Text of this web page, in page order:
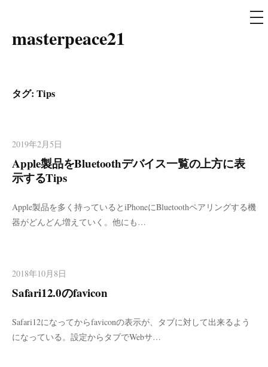
コ
ツ
キ
ッ
プ
masterpeace21
メ
ニ
タグ: Tips
2019年2月5日
Apple製品をBluetoothデバイス一覧の上方に表
示するTips
Apple製品を多く持っているとiPhoneにBluetoothペアリングする機
器がどんどん増えていく。他にも…
2018年10月8日
Safari12.0のfavicon
Safari12になってからfaviconの表示が、タブに対して出来るよう
になっている。設定からタブでWebサ…